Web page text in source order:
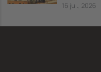
16 jul., 2026